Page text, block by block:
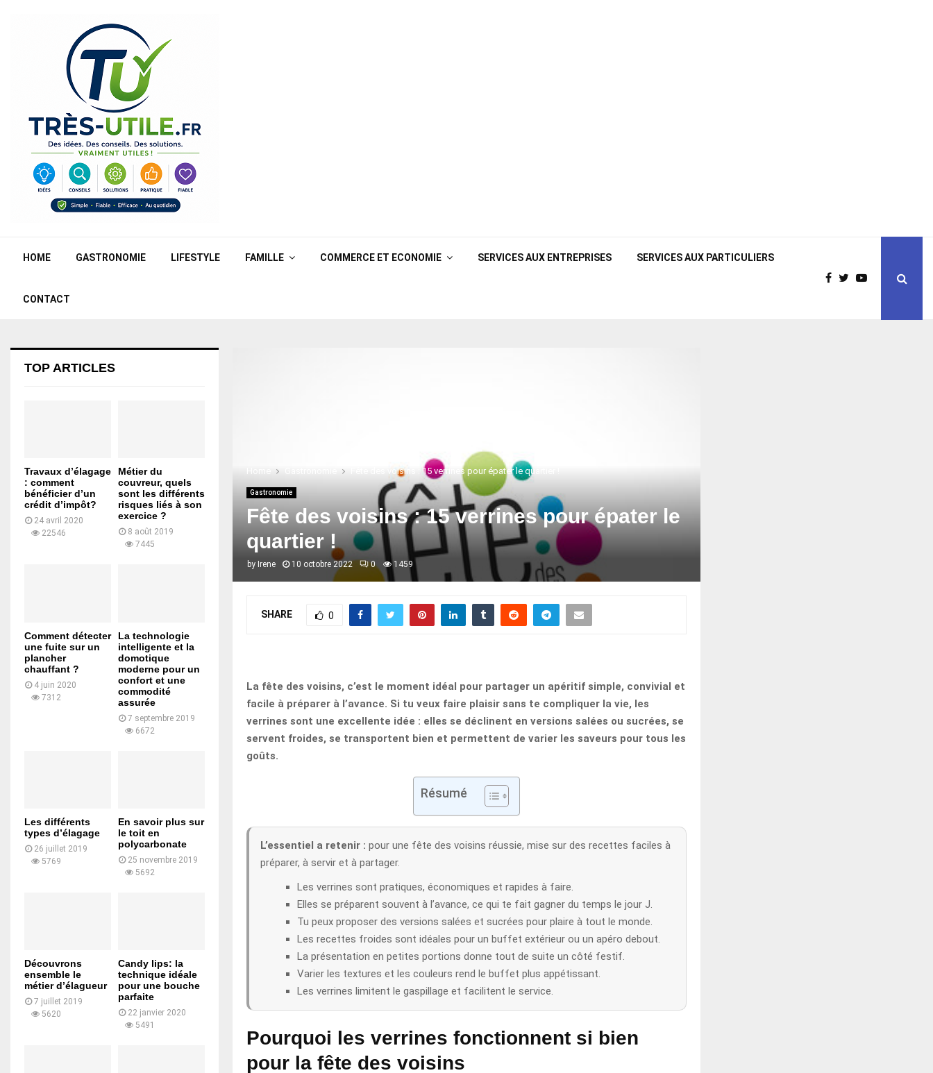
HOME GASTRONOMIE LIFESTYLE FAMILLE COMMERCE ET ECONOMIE SERVICES AUX ENTREPRISES SERVICES AUX PARTICULIERS
CONTACT
Fête des voisins : 15 verrines pour épater le quartier !
Gastronomie
Fête des voisins : 15 verrines pour épater le
quartier !
by Irene 10 octobre 2022 0 1459
SHARE 0
La fête des voisins, c’est le moment idéal pour partager un apéritif simple, convivial et
facile à préparer à l’avance. Si tu veux faire plaisir sans te compliquer la vie, les
verrines sont une excellente idée : elles se déclinent en versions salées ou sucrées, se
servent froides, se transportent bien et permettent de varier les saveurs pour tous les
goûts.
Résumé
L’essentiel a retenir : pour une fête des voisins réussie, mise sur des recettes faciles à
préparer, à servir et à partager.
Les verrines sont pratiques, économiques et rapides à faire.
Elles se préparent souvent à l’avance, ce qui te fait gagner du temps le jour J.
Tu peux proposer des versions salées et sucrées pour plaire à tout le monde.
Les recettes froides sont idéales pour un buffet extérieur ou un apéro debout.
La présentation en petites portions donne tout de suite un côté festif.
Varier les textures et les couleurs rend le buffet plus appétissant.
Les verrines limitent le gaspillage et facilitent le service.
Pourquoi les verrines fonctionnent si bien
pour la fête des voisins
TOP ARTICLES
Travaux d’élagage
: comment
bénéficier d’un
crédit d’impôt?
24 avril 2020
22546
Métier du
couvreur, quels
sont les différents
risques liés à son
exercice ?
8 août 2019
7445
Comment détecter
une fuite sur un
plancher
chauffant ?
4 juin 2020
7312
La technologie
intelligente et la
domotique
moderne pour un
confort et une
commodité
assurée
7 septembre 2019
6672
Les différents
types d’élagage
26 juillet 2019
5769
En savoir plus sur
le toit en
polycarbonate
25 novembre 2019
5692
Découvrons
ensemble le
métier d’élagueur
7 juillet 2019
5620
Candy lips: la
technique idéale
pour une bouche
parfaite
22 janvier 2020
5491